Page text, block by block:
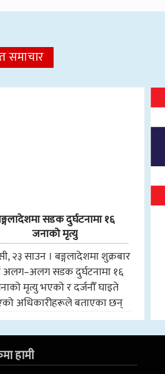
समाचार
सडक दुर्घटनामा १६
जनाको मृत्यु
२३ साउन । बङ्गलादेशमा शुक्रबार
अलग–अलग सडक दुर्घटनामा १६
मृत्यु भएको र दर्जनौँ घाइते
अधिकारीहरूले बताएका छन्
हामी